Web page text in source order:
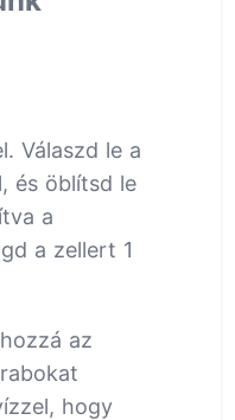
Válaszd le a
és öblítsd le
a
a zellert 1
az
hogy